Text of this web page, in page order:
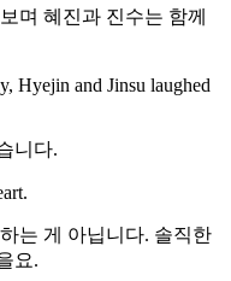
며 혜진과 진수는 함께
Hyejin and Jinsu laughed
니다.
는 게 아닙니다. 솔직한
요.